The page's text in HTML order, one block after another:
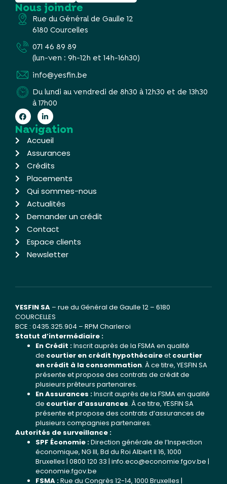
Nous joindre
Rue du Général de Gaulle 12
6180 Courcelles
071 46 89 89
(lun-ven : 9h-12h et 14h-16h30)
info@yesfin.be
Du lundi au vendredi de 8h30 à 12h30 et de 13h30
à 17h00
Navigation
Accueil
Assurances
Crédits
Placements
Qui sommes-nous
Actualités
Demander un crédit
Contact
Espace clients
Newsletter
YESFIN SA – rue du Général de Gaulle 12 – 6180
COURCELLES
BCE : 0435.325.904 – RPM Charleroi
Statut d’intermédiaire :
En Crédit :Inscrit auprès de la FSMA en qualité
de courtier en crédit hypothécaireet courtier
en crédit à la consommation. À ce titre, YESFIN SA
présente et propose des contrats de crédit de
plusieurs prêteurs partenaires.
En Assurances :Inscrit auprès de la FSMA en qualité
de courtier d’assurances. À ce titre, YESFIN SA
présente et propose des contrats d’assurances de
plusieurs compagnies partenaires.
Autorités de surveillance :
SPF Économie :Direction générale de l’Inspection
économique, NG III, Bd du Roi Albert II 16, 1000
Bruxelles | 0800 120 33 | info.eco@economie.fgov.be |
economie.fgov.be
FSMA :Rue du Congrès 12-14, 1000 Bruxelles |